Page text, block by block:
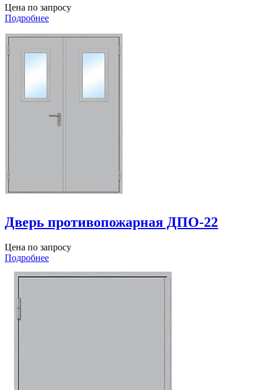
Цена по запросу
Подробнее
Дверь противопожарная ДПО-22
Цена по запросу
Подробнее